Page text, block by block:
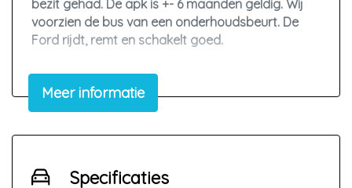
bezit gehad. De apk is +- 6 maanden geldig. Wij
voorzien de bus van een onderhoudsbeurt. De
Ford rijdt, remt en schakelt goed.
Staat
Voor zijn leeftijd en kilometerstand verkeert de
auto in nette staat. Op de buitenkant zijn geen
scheurtje in de bestuurdersstoel na ook in nette
staat.
Meer informatie
Specificaties